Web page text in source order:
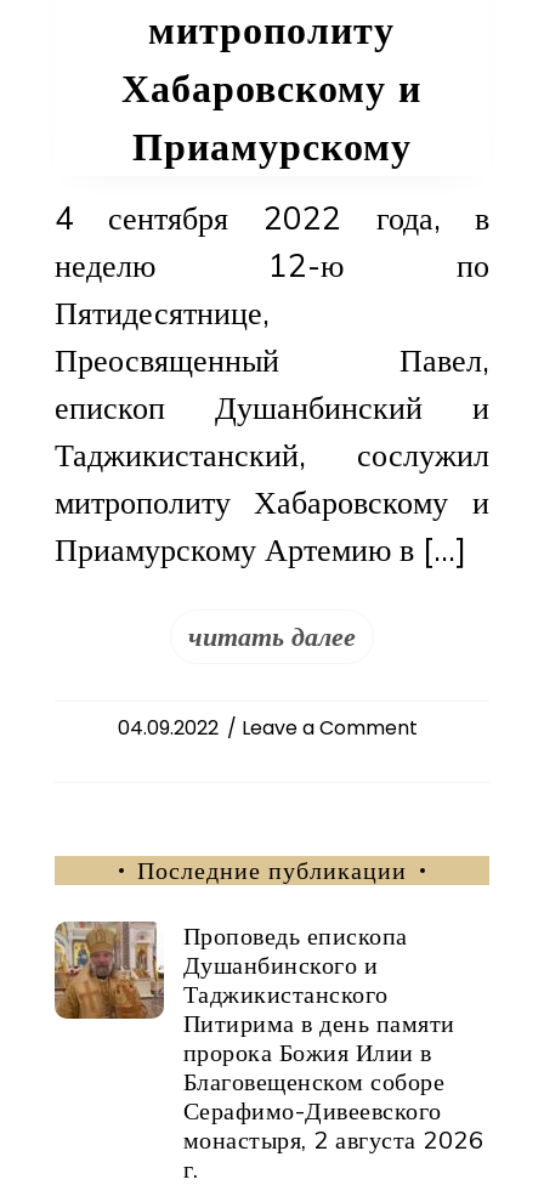
митрополиту
Хабаровскому и
Приамурскому
4 сентября 2022 года, в
неделю 12-ю по
Пятидесятнице,
Преосвященный Павел,
епископ Душанбинский и
Таджикистанский, сослужил
митрополиту Хабаровскому и
Приамурскому Артемию в […]
читать далее
04.09.2022 / Leave a Commenton
архипастырей
Артемию,
митрополиту
Хабаровскому
Последние публикации
Проповедь епископа
Душанбинского и
Таджикистанского
Питирима в день памяти
пророка Божия Илии в
Благовещенском соборе
Серафимо-Дивеевского
монастыря, 2 августа 2026
г.